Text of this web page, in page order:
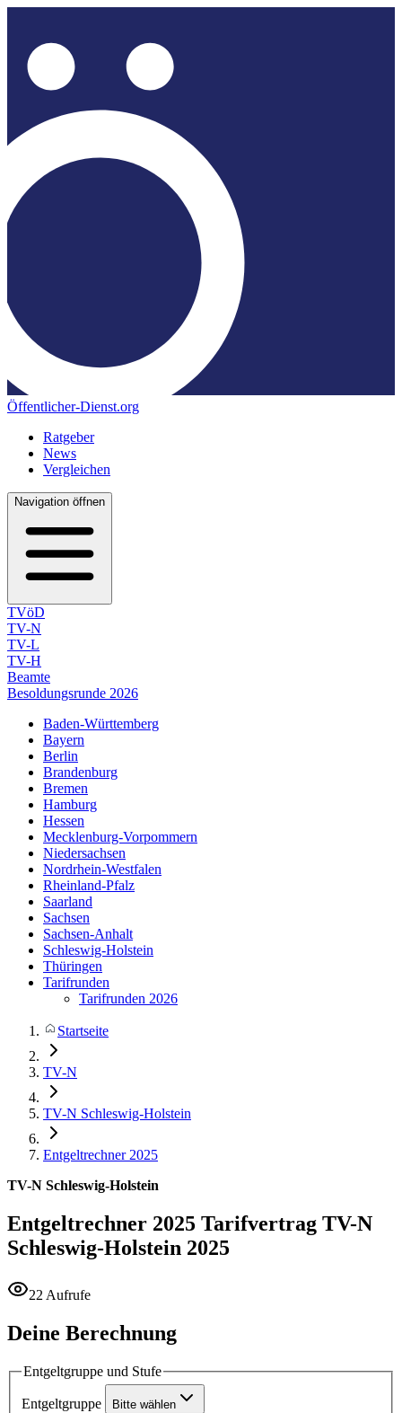
Öffentlicher-Dienst.org
Ratgeber
News
Vergleichen
Navigation öffnen
TVöD
TV-N
TV-L
TV-H
Beamte
Besoldungsrunde 2026
Baden-Württemberg
Bayern
Berlin
Brandenburg
Bremen
Hamburg
Hessen
Mecklenburg-Vorpommern
Niedersachsen
Nordrhein-Westfalen
Rheinland-Pfalz
Saarland
Sachsen
Sachsen-Anhalt
Schleswig-Holstein
Thüringen
Tarifrunden
Tarifrunden 2026
Startseite
TV-N
TV-N Schleswig-Holstein
Entgeltrechner 2025
TV-N Schleswig-Holstein
Entgeltrechner 2025 Tarifvertrag TV-N
Schleswig-Holstein 2025
22 Aufrufe
Deine Berechnung
Entgeltgruppe und Stufe
Entgeltgruppe Bitte wählen